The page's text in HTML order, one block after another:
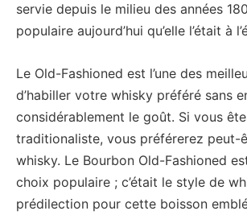
servie depuis le milieu des années
populaire aujourd’hui qu’elle l’était à
Le Old-Fashioned est l’une des
d’habiller votre whisky préféré sans
considérablement le goût. Si vous
traditionaliste, vous préférerez peut-
whisky. Le Bourbon Old-Fashioned
choix populaire ; c’était le style de
prédilection pour cette boisson